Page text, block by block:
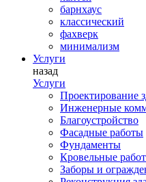
барнхаус
классический
фахверк
минимализм
Услуги
назад
Услуги
Проектирование
Инженерные
Благоустройство
Фасадные работы
Фундаменты
Кровельные
Заборы и